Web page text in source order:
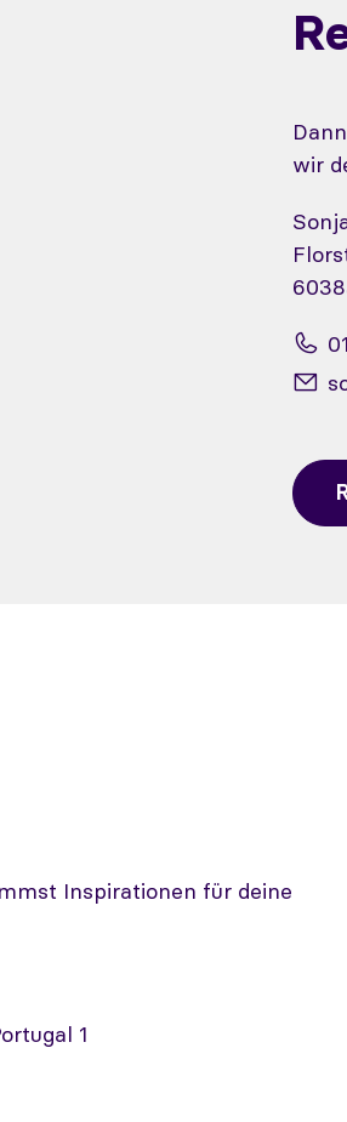
wir
Inspirationen für deine